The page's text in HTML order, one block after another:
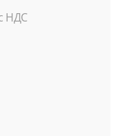
НДС